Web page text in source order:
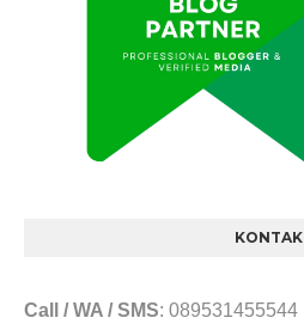
KONTAK
Call / WA / SMS: 089531455544